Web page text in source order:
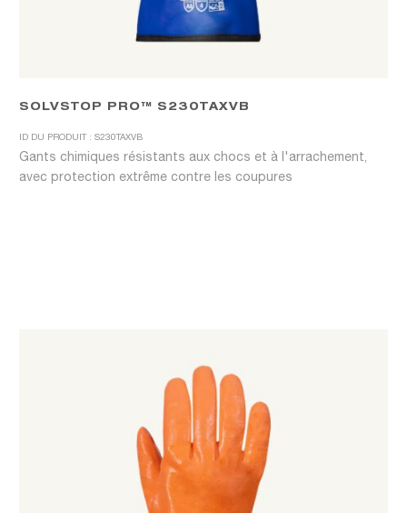
SOLVSTOP PRO™ S230TAXVB
ID DU PRODUIT : S230TAXVB
Gants chimiques résistants aux chocs et à l'arrachement,
avec protection extrême contre les coupures